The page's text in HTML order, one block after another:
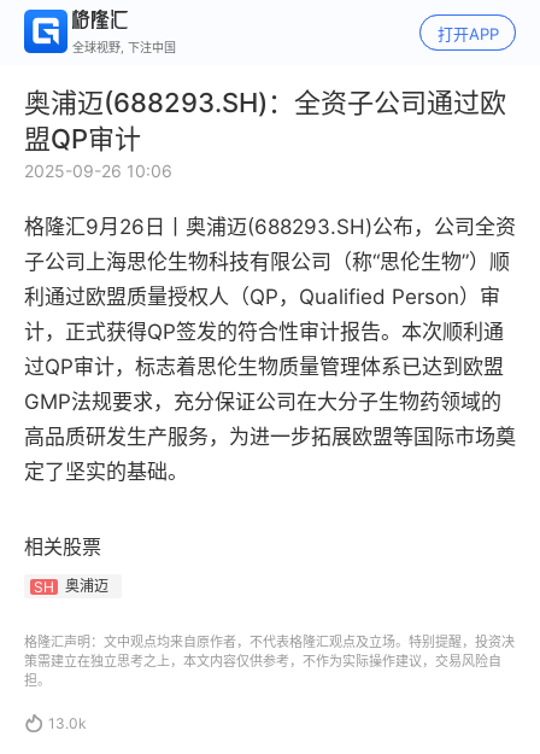
全球视野, 下注中国
打开APP
奥浦迈(688293.SH)：全资子公司通过欧
盟QP审计
2025-09-26 10:06
格隆汇9月26日丨奥浦迈(688293.SH)公布，公司全资
子公司上海思伦生物科技有限公司（称“思伦生物”）顺
利通过欧盟质量授权人（QP，Qualified Person）审
计，正式获得QP签发的符合性审计报告。本次顺利通
过QP审计，标志着思伦生物质量管理体系已达到欧盟
GMP法规要求，充分保证公司在大分子生物药领域的
高品质研发生产服务，为进一步拓展欧盟等国际市场奠
定了坚实的基础。
相关股票
SH 奥浦迈
格隆汇声明：文中观点均来自原作者，不代表格隆汇观点及立场。特别提醒，投资决
策需建立在独立思考之上，本文内容仅供参考，不作为实际操作建议，交易风险自
担。
 13.0k